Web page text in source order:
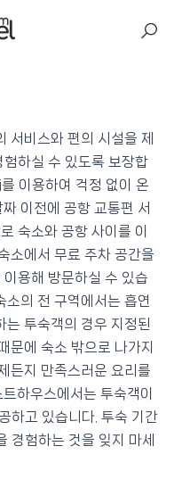
서비스와 편의 시설을 제
하실 수 있도록 보장합
이용하여 걱정 없이 온
이전에 공항 교통편 서
숙소와 공항 사이를 이
소에서 무료 주차 공간을
용해 방문하실 수 있습
소의 전 구역에서는 흡연
는 투숙객의 경우 지정된
문에 숙소 밖으로 나가지
든지 만족스러운 요리를
하우스에서는 투숙객이
하고 있습니다. 투숙 기간
경험하는 것을 잊지 마세